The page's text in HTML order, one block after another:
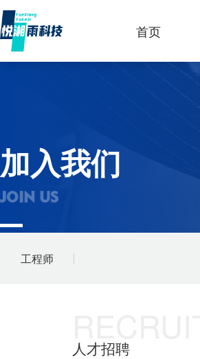
首页
加入我们
JOIN US
工程师
人才招聘